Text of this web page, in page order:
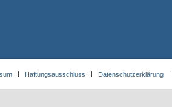
Haftungsausschluss Datenschutzerklärung